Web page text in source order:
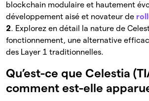
blockchain modulaire et hautement
développement aisé et novateur de
2. Explorez en détail la nature de
fonctionnement, une alternative
des Layer 1 traditionnelles.
Qu’est-ce que Celestia
comment est-elle